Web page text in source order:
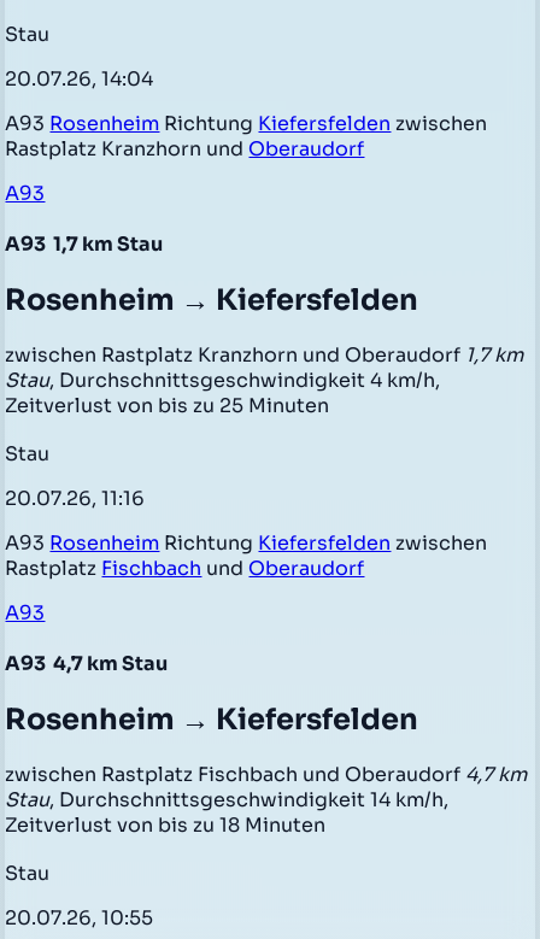
Stau
20.07.26, 14:04
A93 Rosenheim Richtung Kiefersfelden zwischen
Rastplatz Kranzhorn und Oberaudorf
A93
A93 1,7 km Stau
Rosenheim → Kiefersfelden
zwischen Rastplatz Kranzhorn und Oberaudorf 1,7 km
Stau, Durchschnittsgeschwindigkeit 4 km/h,
Zeitverlust von bis zu 25 Minuten
Stau
20.07.26, 11:16
A93 Rosenheim Richtung Kiefersfelden zwischen
Rastplatz Fischbach und Oberaudorf
A93
A93 4,7 km Stau
Rosenheim → Kiefersfelden
zwischen Rastplatz Fischbach und Oberaudorf 4,7 km
Stau, Durchschnittsgeschwindigkeit 14 km/h,
Zeitverlust von bis zu 18 Minuten
Stau
20.07.26, 10:55